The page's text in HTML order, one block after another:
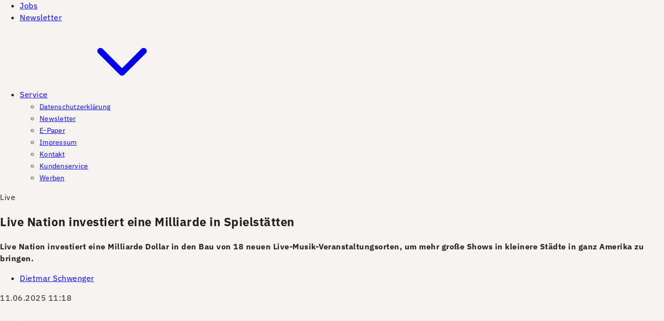
Jobs
Newsletter
Service
Datenschutzerklärung
Newsletter
E-Paper
Impressum
Kontakt
Kundenservice
Werben
Live
Live Nation investiert eine Milliarde in Spielstätten
Live Nation investiert eine Milliarde Dollar in den Bau von 18 neuen Live-Musik-Veranstaltungsorten, um mehr große Shows in kleinere Städte in ganz Amerika zu
bringen.
Dietmar Schwenger
11.06.2025 11:18